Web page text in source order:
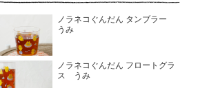
ノラネコぐんだん タンブラー
うみ
ノラネコぐんだん フロートグラ
ス うみ